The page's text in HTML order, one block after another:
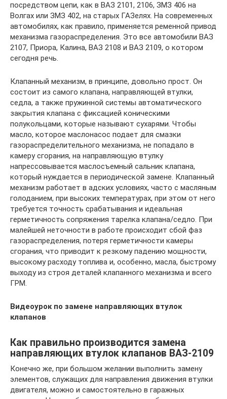
посредством цепи, как в ВАЗ 2101, 2106, ЗМЗ 406 на
Волгах или ЗМЗ 402, на старых ГАЗелях. На современных
автомобилях, как правило, применяется ременной привод
механизма газораспределения. Это все автомобили ВАЗ
2107, Приора, Калина, ВАЗ 2108 и ВАЗ 2109, о котором
сегодня речь.
Клапанный механизм, в принципе, довольно прост. Он
состоит из самого клапана, направляющей втулки,
седла, а также пружинной системы автоматического
закрытия клапана с фиксацией коническими
полукольцами, которые называют сухарями. Чтобы
масло, которое маслонасос подает для смазки
газораспределительного механизма, не попадало в
камеру сгорания, на направляющую втулку
напрессовывается маслосъемный сальник клапана,
который нуждается в периодической замене. Клапанный
механизм работает в адских условиях, часто с масляным
голоданием, при высоких температурах, при этом от него
требуется точность срабатывания и идеальная
герметичность сопряжения тарелка клапана/седло. При
малейшей неточности в работе происходит сбой фаз
газораспределения, потеря герметичности камеры
сгорания, что приводит к резкому падению мощности,
высокому расходу топлива и, особенно, масла, быстрому
выходу из строя деталей клапанного механизма и всего
ГРМ.
Видеоурок по замене направляющих втулок
клапанов
Как правильно производится замена
направляющих втулок клапанов ВАЗ-2109
Конечно же, при большом желании выполнить замену
элементов, служащих для направления движения втулки
двигателя, можно и самостоятельно в гаражных